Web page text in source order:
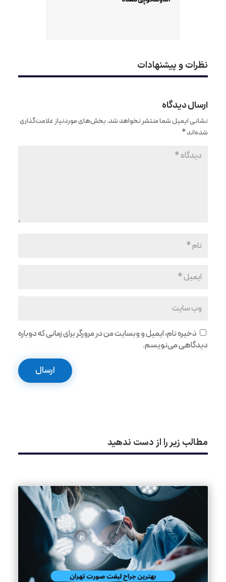
نظرات و پیشنهادات
ارسال دیدگاه
نشانی ایمیل شما منتشر نخواهد شد.بخش‌های موردنیاز علامت‌گذاری
شده‌اند*
ذخیره نام، ایمیل و وبسایت من در مرورگر برای زمانی که دوباره
دیدگاهی می‌نویسم.
ارسال
مطالب زیر را از دست ندهید